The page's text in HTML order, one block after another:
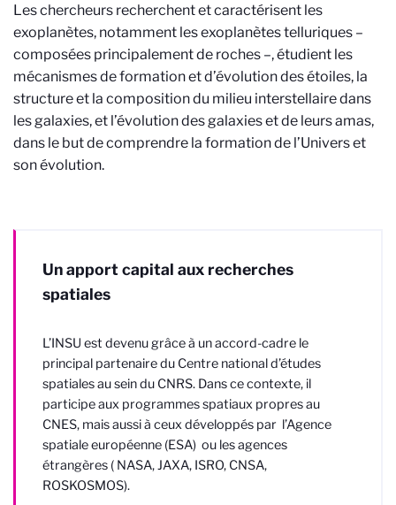
Les chercheurs recherchent et caractérisent les
exoplanètes, notamment les exoplanètes telluriques –
composées principalement de roches –, étudient les
mécanismes de formation et d’évolution des étoiles, la
structure et la composition du milieu interstellaire dans
les galaxies, et l’évolution des galaxies et de leurs amas,
dans le but de comprendre la formation de l’Univers et
son évolution.
Un apport capital aux recherches
spatiales
L’INSU est devenu grâce à un accord-cadre le
principal partenaire du Centre national d’études
spatiales au sein du CNRS. Dans ce contexte, il
participe aux programmes spatiaux propres au
CNES, mais aussi à ceux développés par l’Agence
spatiale européenne (ESA) ou les agences
étrangères ( NASA, JAXA, ISRO, CNSA,
ROSKOSMOS).